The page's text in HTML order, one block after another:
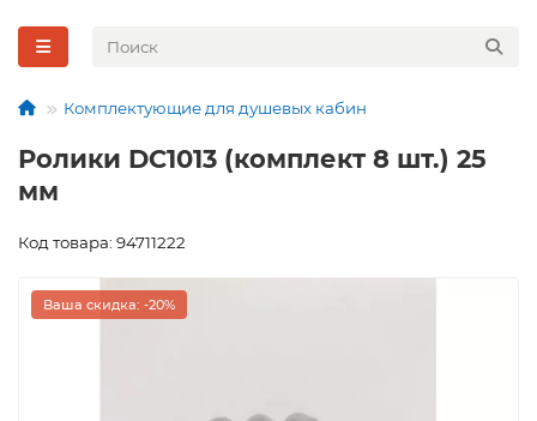
Комплектующие для душевых кабин
Ролики DC1013 (комплект 8 шт.) 25
мм
Код товара: 94711222
Ваша скидка: -20%